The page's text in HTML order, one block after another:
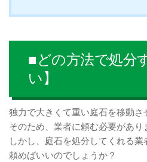
■どの方法で処分
い】
独力で大きくて重い庭石を移動さ
そのため、業者に頼む必要があり
しかし、庭石を処分してくれる
頼めばいいのでしょうか？